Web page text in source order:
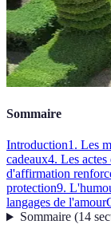
Sommaire
Introduction1. Les
cadeaux4. Les actes
d'affirmation
protection9.
langages de l'amour
Sommaire(14